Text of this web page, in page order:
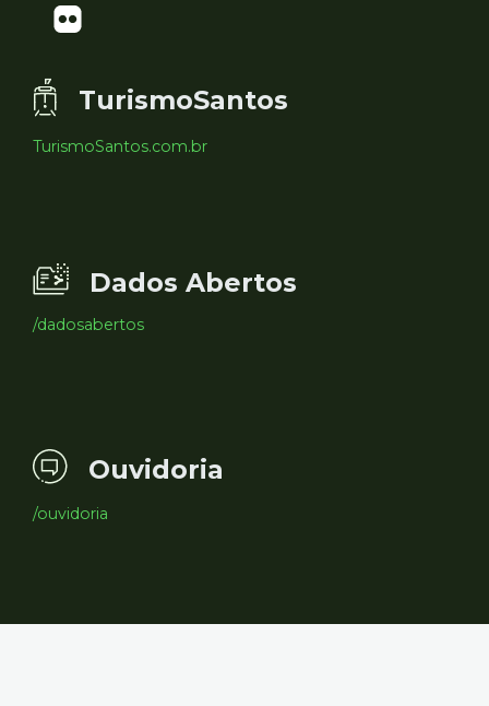
TurismoSantos
TurismoSantos.com.br
Dados Abertos
/dadosabertos
Ouvidoria
/ouvidoria